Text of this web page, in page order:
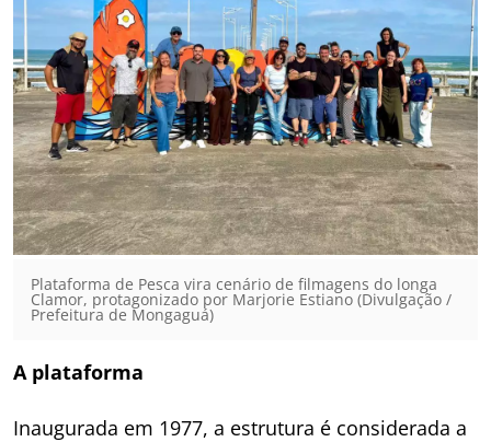
Plataforma de Pesca vira cenário de filmagens do longa
Clamor, protagonizado por Marjorie Estiano (Divulgação /
Prefeitura de Mongaguá)
A plataforma
Inaugurada em 1977, a estrutura é considerada a